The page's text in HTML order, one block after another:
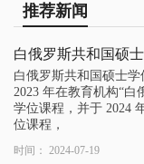
推荐新闻
白俄罗斯共和国硕
白俄罗斯共和国硕士
2023 年在教育机构“白
学位课程，并于 2024
位课程，
时间： 2024-07-19